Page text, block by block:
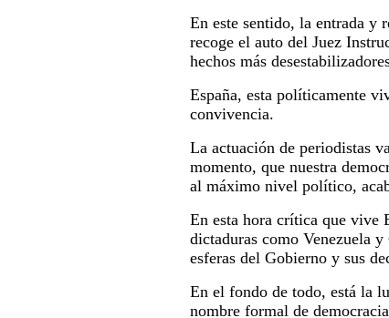
En este sentido, la entrada y
recoge el auto del Juez
hechos más
España, esta políticamente
convivencia.
La actuación de periodistas
momento, que nuestra
al máximo nivel político,
En esta hora crítica que vive
dictaduras como Venezuela
esferas del Gobierno y sus
En el fondo de todo, está la
nombre formal de